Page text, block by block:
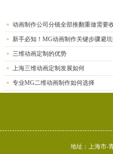
动画制作公司分镜全部推翻重做需要
新手必知！MG动画制作关键步骤避
三维动画定制的优势
上海三维动画定制发展如何
专业MG二维动画制作如何选择
地址：上海市-